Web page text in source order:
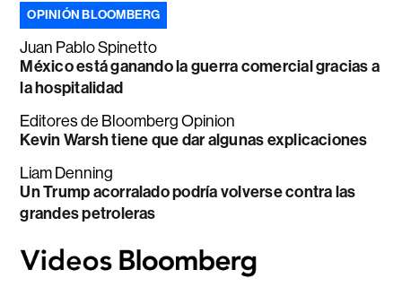
OPINIÓN BLOOMBERG
Juan Pablo Spinetto
México está ganando la guerra comercial gracias a
la hospitalidad
Editores de Bloomberg Opinion
Kevin Warsh tiene que dar algunas explicaciones
Liam Denning
Un Trump acorralado podría volverse contra las
grandes petroleras